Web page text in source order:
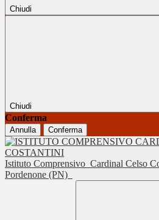
Chiudi
Chiudi
Conferma
Annulla Conferma
Istituto Comprensivo Cardinal Celso
Pordenone (PN)